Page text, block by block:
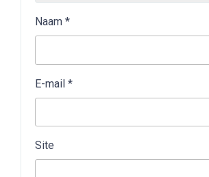
Naam *
E-mail *
Site